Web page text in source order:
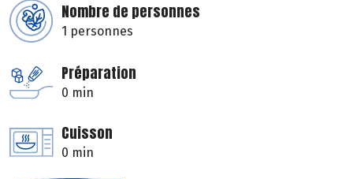
Nombre de personnes
1 personnes
Préparation
0 min
Cuisson
0 min